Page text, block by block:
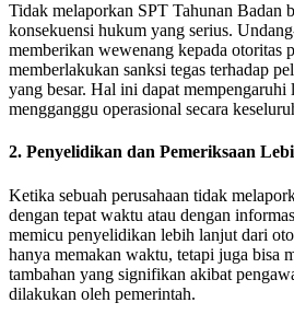
Tidak melaporkan SPT Tahunan Badan
konsekuensi hukum yang serius.
memberikan wewenang kepada otoritas
memberlakukan sanksi tegas terhadap
yang besar. Hal ini dapat mempengaruhi
mengganggu operasional secara
2. Penyelidikan dan Pemeriksaan
Ketika sebuah perusahaan tidak
dengan tepat waktu atau dengan
memicu penyelidikan lebih lanjut dari
hanya memakan waktu, tetapi juga bisa
tambahan yang signifikan akibat
dilakukan oleh pemerintah.